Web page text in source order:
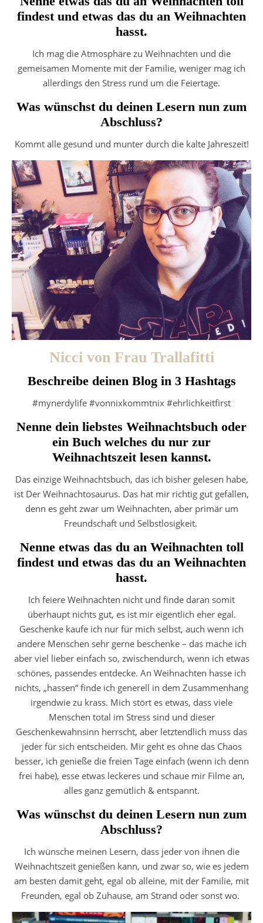
findest und etwas das du an Weihnachten
hasst.
Ich mag die Atmosphäre zu Weihnachten und die
gemeisamen Momente mit der Familie, weniger mag ich
allerdings den Stress rund um die Feiertage.
Was wünschst du deinen Lesern nun zum
Abschluss?
Kommt alle gesund und munter durch die kalte Jahreszeit!
Nicci von Frau Trallafitti
Beschreibe deinen Blog in 3 Hashtags
#mynerdylife #vonnixkommtnix #ehrlichkeitfirst
Nenne dein liebstes Weihnachtsbuch oder
ein Buch welches du nur zur
Weihnachtszeit lesen kannst.
Das einzige Weihnachtsbuch, das ich bisher gelesen habe,
ist Der Weihnachtosaurus. Das hat mir richtig gut gefallen,
denn es geht zwar um Weihnachten, aber primär um
Freundschaft und Selbstlosigkeit.
Nenne etwas das du an Weihnachten toll
findest und etwas das du an Weihnachten
hasst.
Ich feiere Weihnachten nicht und finde daran somit
überhaupt nichts gut, es ist mir eigentlich eher egal.
Geschenke kaufe ich nur für mich selbst, auch wenn ich
andere Menschen sehr gerne beschenke – das mache ich
aber viel lieber einfach so, zwischendurch, wenn ich etwas
schönes, passendes entdecke. An Weihnachten hasse ich
nichts, „hassen“ finde ich generell in dem Zusammenhang
irgendwie zu krass. Mich stört es etwas, dass viele
Menschen total im Stress sind und dieser
Geschenkewahnsinn herrscht, aber letztendlich muss das
jeder für sich entscheiden. Mir geht es ohne das Chaos
besser, ich genieße die freien Tage einfach (wenn ich denn
frei habe), esse etwas leckeres und schaue mir Filme an,
alles ganz gemütlich & entspannt.
Was wünschst du deinen Lesern nun zum
Abschluss?
Ich wünsche meinen Lesern, dass jeder von ihnen die
Weihnachtszeit genießen kann, und zwar so, wie es jedem
am besten damit geht, egal ob alleine, mit der Familie, mit
Freunden, egal ob Zuhause, am Strand oder sonst wo.